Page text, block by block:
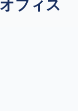
フィス